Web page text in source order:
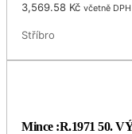
3,569.58 Kč včetně DPH
Stříbro
Mince :R.1971 50.